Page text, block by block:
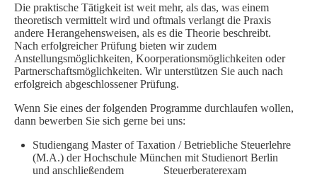
Die praktische Tätigkeit ist weit mehr, als das, was einem
theoretisch vermittelt wird und oftmals verlangt die Praxis
andere Herangehensweisen, als es die Theorie beschreibt.
Nach erfolgreicher Prüfung bieten wir zudem
Anstellungsmöglichkeiten, Koorperationsmöglichkeiten oder
Partnerschaftsmöglichkeiten. Wir unterstützen Sie auch nach
erfolgreich abgeschlossener Prüfung.
Wenn Sie eines der folgenden Programme durchlaufen wollen,
dann bewerben Sie sich gerne bei uns:
Studiengang Master of Taxation / Betriebliche Steuerlehre
(M.A.) der Hochschule München mit Studienort Berlin
und anschließendem Steuerberaterexam